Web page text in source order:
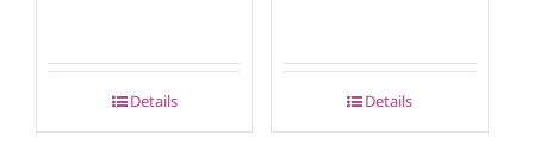
Details Details